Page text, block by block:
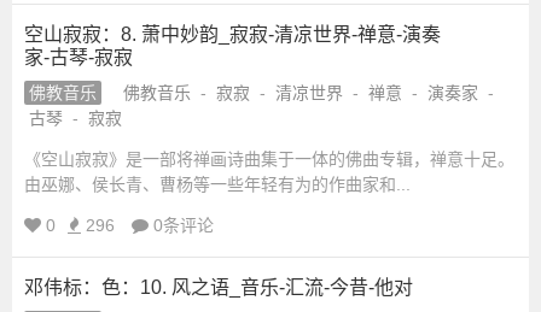
空山寂寂：8. 萧中妙韵_寂寂-清凉世界-禅意-演奏
家-古琴-寂寂
佛教音乐 佛教音乐 - 寂寂 - 清凉世界 - 禅意 - 演奏家 -
古琴 - 寂寂
《空山寂寂》是一部将禅画诗曲集于一体的佛曲专辑，禅意十足。
由巫娜、侯长青、曹杨等一些年轻有为的作曲家和...
0 296 0条评论
邓伟标：色：10. 风之语_音乐-汇流-今昔-他对